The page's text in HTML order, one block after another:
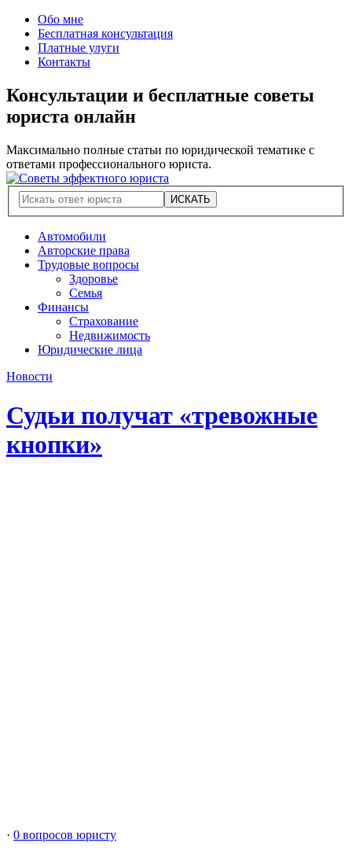
Обо мне
Бесплатная консультация
Платные улуги
Контакты
Консультации и бесплатные советы
юриста онлайн
Максимально полные статьи по юридической тематике с
ответами профессионального юриста.
Автомобили
Авторские права
Трудовые вопросы
Здоровье
Семья
Финансы
Страхование
Недвижимость
Юридические лица
Новости
Судьи получат «тревожные
кнопки»
· 0 вопросов юристу